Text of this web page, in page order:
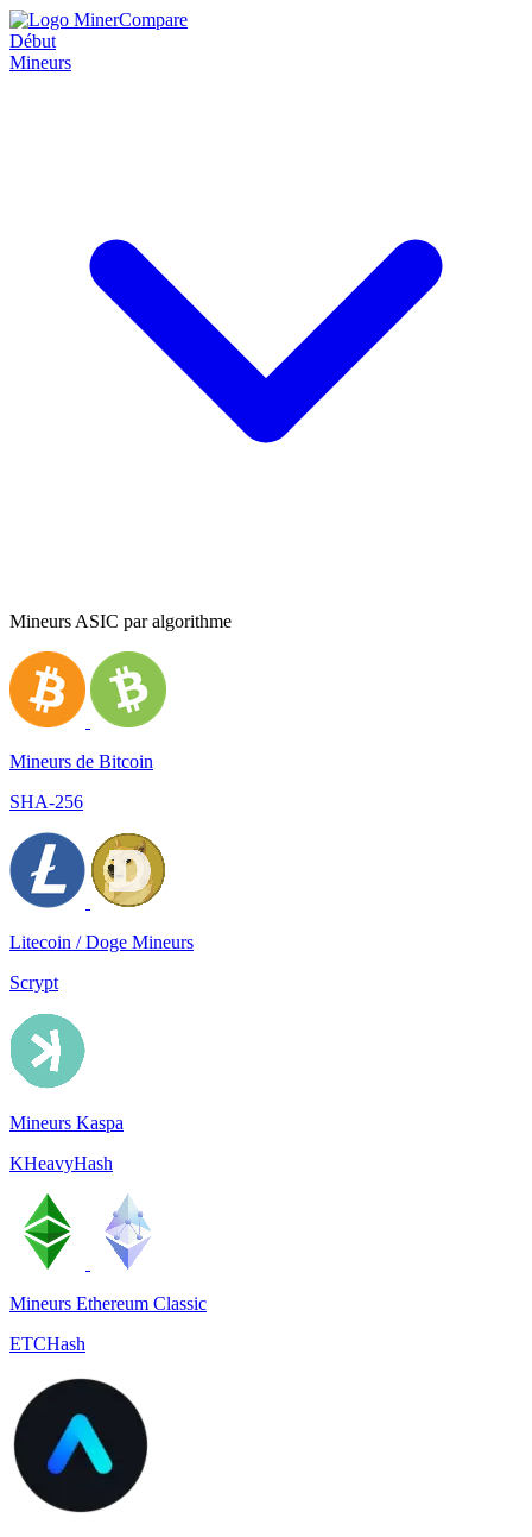
Début
Mineurs
Mineurs ASIC par algorithme
Mineurs de Bitcoin
SHA-256
Litecoin / Doge Mineurs
Scrypt
Mineurs Kaspa
KHeavyHash
Mineurs Ethereum Classic
ETCHash